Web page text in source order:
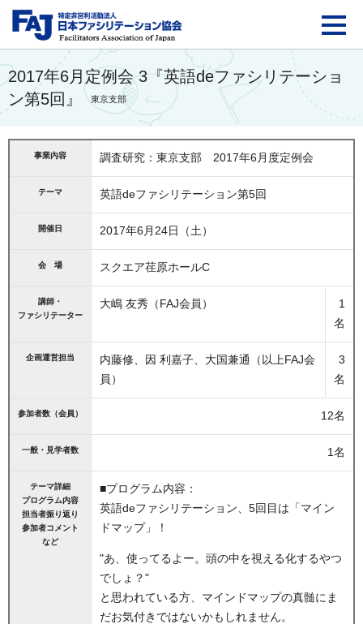
FAJ：特定非営利活動
2017年6月定例会 3『英語deファシリテーショ
ン第5回』
東京支部
事業内容 調査研究：東京支部 2017年6月度定例会
テーマ 英語deファシリテーション第5回
開催日 2017年6月24日（土）
会 場 スクエア荏原ホールC
講師・
ファシリテーター
大嶋 友秀（FAJ会員）
1
名
企画運営担当
内藤修、因 利嘉子、大国兼通（以上FAJ会
員）
3
名
参加者数（会員） 12名
一般・見学者数 1名
テーマ詳細
プログラム内容
担当者振り返り
参加者コメント
など
■プログラム内容：
英語deファシリテーション、5回目は「マイン
ドマップ」！
"あ、使ってるよー。頭の中を視える化するやつ
でしょ？"
と思われている方、マインドマップの真髄にま
だお気付きではないかもしれません。